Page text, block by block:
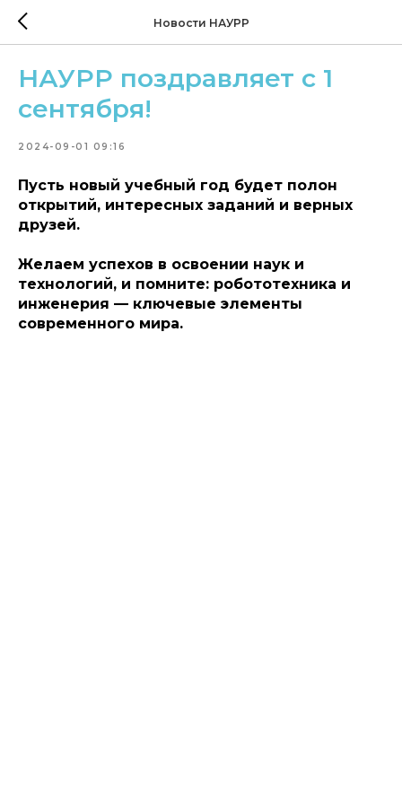
Новости НАУРР
НАУРР поздравляет с 1
сентября!
2024-09-01 09:16
Пусть новый учебный год будет полон
открытий, интересных заданий и верных
друзей.
Желаем успехов в освоении наук и
технологий, и помните: робототехника и
инженерия — ключевые элементы
современного мира.